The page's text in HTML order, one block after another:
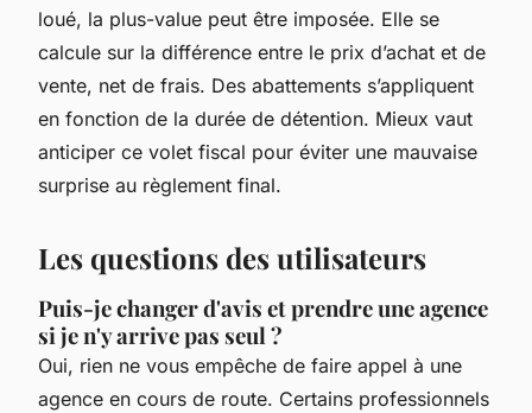
loué, la plus-value peut être imposée. Elle se
calcule sur la différence entre le prix d’achat et de
vente, net de frais. Des abattements s’appliquent
en fonction de la durée de détention. Mieux vaut
anticiper ce volet fiscal pour éviter une mauvaise
surprise au règlement final.
Les questions des utilisateurs
Puis-je changer d'avis et prendre une agence
si je n'y arrive pas seul ?
Oui, rien ne vous empêche de faire appel à une
agence en cours de route. Certains professionnels